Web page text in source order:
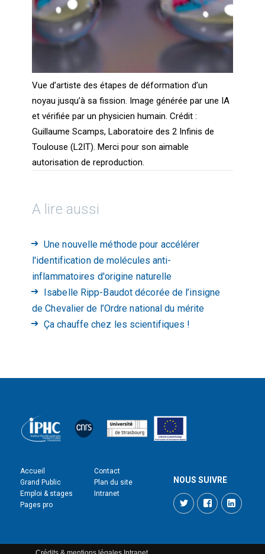
Vue d’artiste des étapes de déformation d’un
noyau jusqu’à sa fission. Image générée par une IA
et vérifiée par un physicien humain. Crédit :
Guillaume Scamps, Laboratoire des 2 Infinis de
Toulouse (L2IT). Merci pour son aimable
autorisation de reproduction.
A lire aussi
Une nouvelle méthode pour accélérer
l'identification de molécules anti-
inflammatoires d'origine naturelle
Isabelle Ripp-Baudot décorée de l’insigne
de Chevalier de l’Ordre national du mérite
Ça chauffe chez les scientifiques !
Accueil
Grand Public
Emploi & stages
Pages pro
Contact
Plan du site
Intranet
NOUS SUIVRE
TwitterFacebook